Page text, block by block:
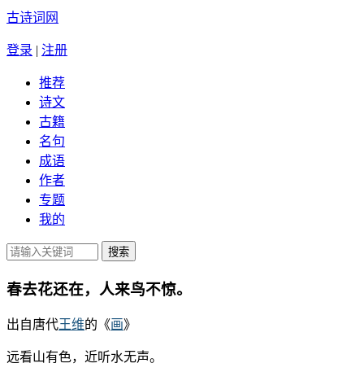
古诗词网
登录 | 注册
推荐
诗文
古籍
名句
成语
作者
专题
我的
春去花还在，人来鸟不惊。
出自唐代王维的《画》
远看山有色，近听水无声。